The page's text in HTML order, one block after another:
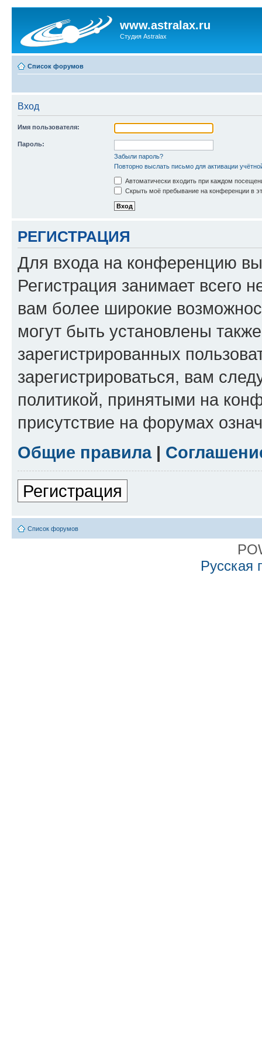
www.astralax.ru
Студия Astralax
Список форумов
Вход
Имя пользователя:
Пароль:
Забыли пароль?
Повторно выслать письмо для активации
Автоматически входить при каждом
Скрыть моё пребывание на конференции в
РЕГИСТРАЦИЯ
Для входа на конференцию
Регистрация занимает всего
вам более широкие
могут быть установлены
зарегистрированных
зарегистрироваться, вам
политикой, принятыми на
присутствие на форумах
Общие правила|
Регистрация
Список форумов
Русская